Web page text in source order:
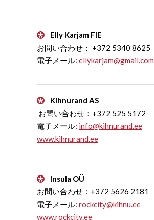
Elly Karjam FIE
お問い合わせ： +372 5340 8625
電子メール: ellykarjam@gmail.com
Kihnurand AS
お問い合わせ：+372 525 5172
電子メール: info@kihnurand.ee
www.kihnurand.ee
Insula OÜ
お問い合わせ：+372 5626 2181
電子メール: rockcity@kihnu.ee
www.rockcity.ee